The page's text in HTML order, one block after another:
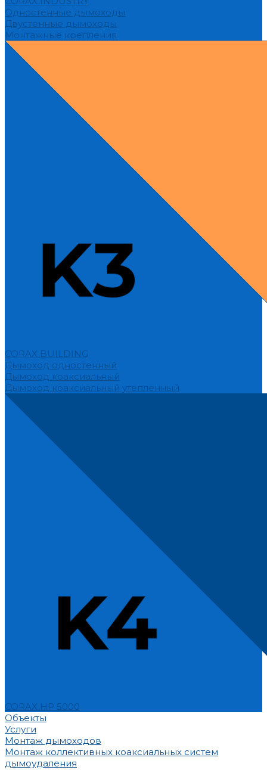
Одностенные дымоходы
Двустенные дымоходы
Монтажные крепления
CORAX BUILDING
Дымоход одностенный
Дымоход коаксиальный
Дымоход коаксиальный утепленный
CORAX HP 5000
Объекты
Услуги
Монтаж дымоходов
Монтаж коллективных коаксиальных систем
дымоудаления